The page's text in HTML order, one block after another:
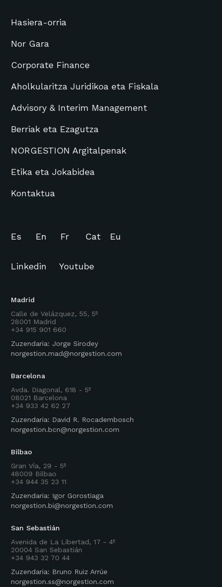
Hasiera-orria
Nor Gara
Corporate Finance
Aholkularitza Juridikoa eta Fiskala
Advisory & Interim Management
Berriak eta Ezagutza
NORGESTION Argitalpenak
Etika eta Jokabidea
Kontaktua
Madrid
Calle de Velázquez, 55, 5º
28001 Madrid
+34 915 901 660
Zuzendaria: Jorge Sirodey
norgestion.mad@norgestion.com
Barcelona
Avda. Diagonal, 618 - 5º
08021 Barcelona
+34 933 42 62 27
Zuzendaria: David R. Rocadembosch
norgestion.bcn@norgestion.com
Bilbao
Gran Vía, 29 - 5º
48009 Bilbao
+34 944 35 23 11
Zuzendaria: Igor Gorostiaga
norgestion.bi@norgestion.com
San Sebastián
Avenida de La Libertad, 17 - 4º
20004 San Sebastián
+34 943 32 70 44
Zuzendaria: Bruno Ruiz Arrúe
norgestion.ss@norgestion.com
Es En Fr Cat Eu
Linkedin Youtube